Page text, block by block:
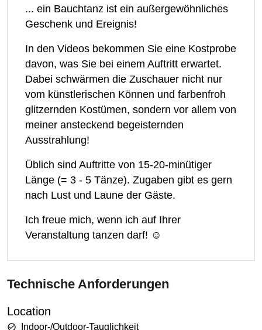
... ein Bauchtanz ist ein außergewöhnliches
Geschenk und Ereignis!
In den Videos bekommen Sie eine Kostprobe
davon, was Sie bei einem Auftritt erwartet.
Dabei schwärmen die Zuschauer nicht nur
vom künstlerischen Können und farbenfroh
glitzernden Kostümen, sondern vor allem von
meiner ansteckend begeisternden
Ausstrahlung!
Üblich sind Auftritte von 15-20-minütiger
Länge (= 3 - 5 Tänze). Zugaben gibt es gern
nach Lust und Laune der Gäste.
Ich freue mich, wenn ich auf Ihrer
Veranstaltung tanzen darf! ☺
Technische Anforderungen
Location
Indoor-/Outdoor-Tauglichkeit